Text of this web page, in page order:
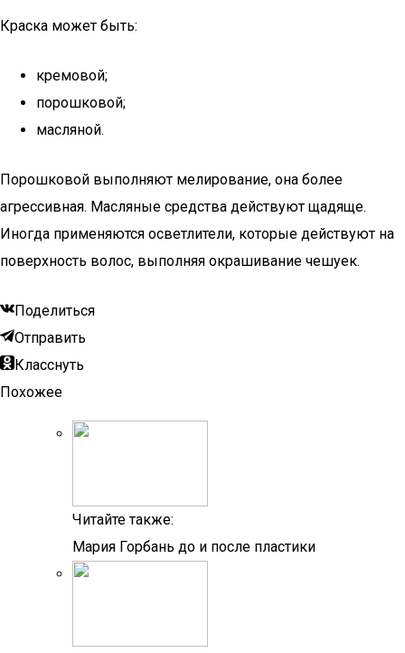
Краска может быть:
кремовой;
порошковой;
масляной.
Порошковой выполняют мелирование, она более
агрессивная. Масляные средства действуют щадяще.
Иногда применяются осветлители, которые действуют на
поверхность волос, выполняя окрашивание чешуек.
Поделиться
Отправить
Класснуть
Похожее
Читайте также:
Мария Горбань до и после пластики